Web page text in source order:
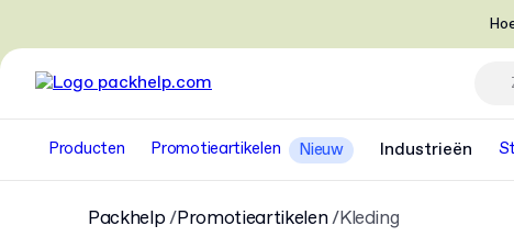
Producten Promotieartikelen Nieuw Industrieën
Packhelp Promotieartikelen Kleding